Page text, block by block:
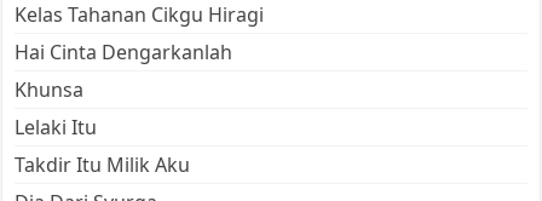
Kelas Tahanan Cikgu Hiragi
Hai Cinta Dengarkanlah
Khunsa
Lelaki Itu
Takdir Itu Milik Aku